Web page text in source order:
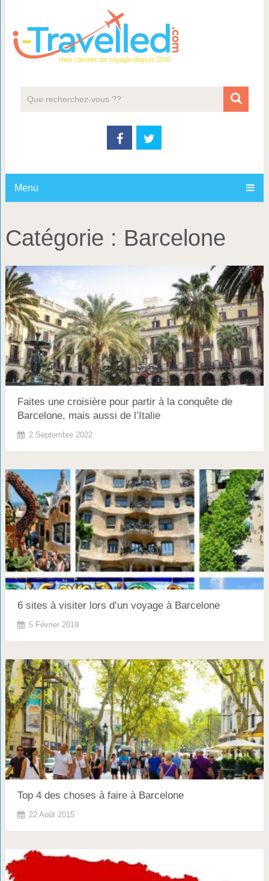
Menu
Catégorie : Barcelone
Faites une croisière pour partir à la conquête de
Barcelone, mais aussi de l’Italie
2 Septembre 2022
6 sites à visiter lors d’un voyage à Barcelone
5 Février 2019
Top 4 des choses à faire à Barcelone
22 Août 2015